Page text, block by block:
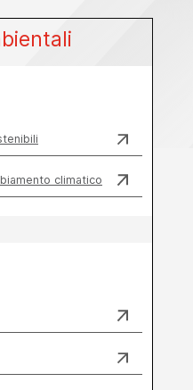
climatico